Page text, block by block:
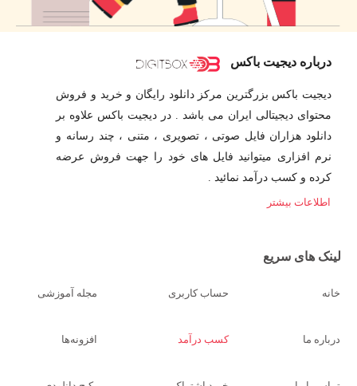
درباره دیجیت باکس
دیجیت باکس بزرگترین مرکز دانلود رایگان و خرید و فروش
محتوای دیجیتالی ایران می باشد . در دیجیت باکس علاوه بر
دانلود هزاران فایل صوتی ، تصویری ، متنی ، چند رسانه و
نرم افزاری میتوانید فایل های خود را جهت فروش عرضه
کرده و کسب درآمد نمائید .
اطلاعات بیشتر
لینک های سریع
خانه
درباره ما
حساب کاربری
کسب درآمد
مجله آموزشی
افزونه‌ها